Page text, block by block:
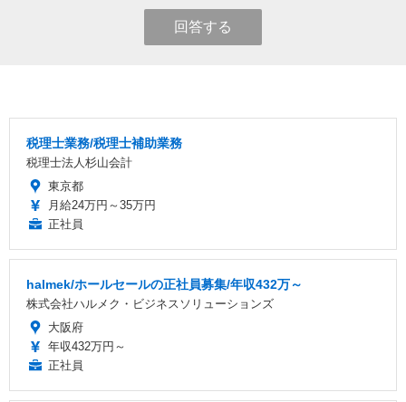
回答する
税理士業務/税理士補助業務
税理士法人杉山会計
東京都
月給24万円～35万円
正社員
halmek/ホールセールの正社員募集/年収432万～
株式会社ハルメク・ビジネスソリューションズ
大阪府
年収432万円～
正社員